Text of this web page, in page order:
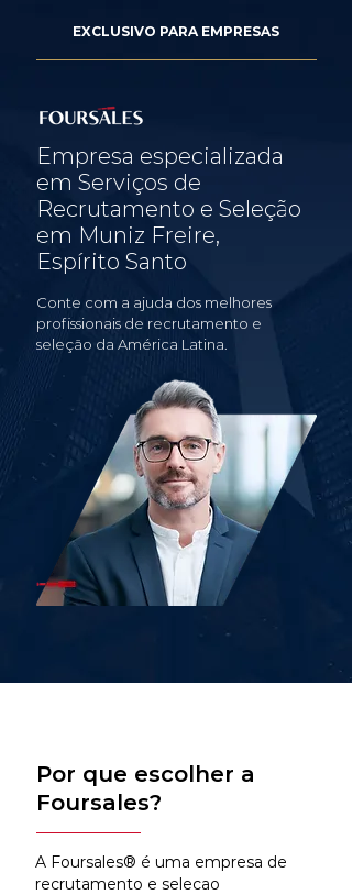
EXCLUSIVO PARA EMPRESAS
Empresa especializada
em Serviços de
Recrutamento e Seleção
em Muniz Freire,
Espírito Santo
Conte com a ajuda dos melhores
profissionais de recrutamento e
seleção da América Latina.
Por que escolher a
Foursales?
A Foursales® é uma empresa de
recrutamento e selecao